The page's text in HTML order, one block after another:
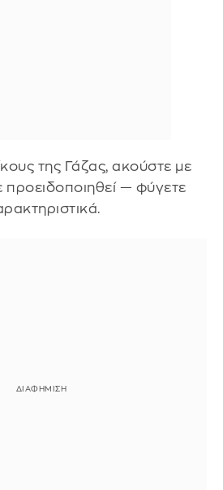
της Γάζας, ακούστε με
προειδοποιηθεί — φύγετε